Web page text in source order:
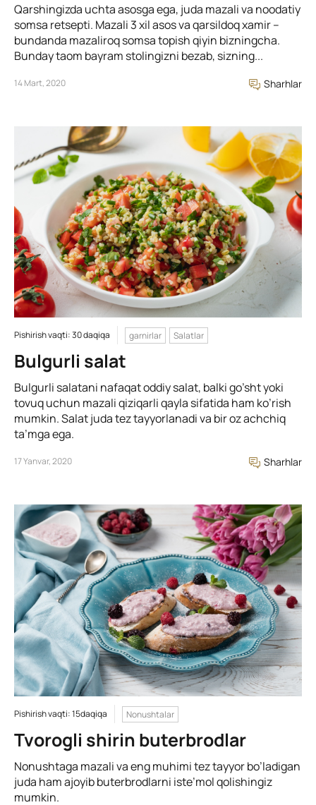
Qarshingizda uchta asosga ega, juda mazali va noodatiy
somsa retsepti. Mazali 3 xil asos va qarsildoq xamir –
bundanda mazaliroq somsa topish qiyin bizningcha.
Bunday taom bayram stolingizni bezab, sizning...
14 Mart, 2020 Sharhlar
Pishirish vaqti: 30 daqiqa garnirlar Salatlar
Bulgurli salat
Bulgurli salatani nafaqat oddiy salat, balki go’sht yoki
tovuq uchun mazali qiziqarli qayla sifatida ham ko’rish
mumkin. Salat juda tez tayyorlanadi va bir oz achchiq
ta’mga ega.
17 Yanvar, 2020 Sharhlar
Pishirish vaqti: 15daqiqa Nonushtalar
Tvorogli shirin buterbrodlar
Nonushtaga mazali va eng muhimi tez tayyor bo’ladigan
juda ham ajoyib buterbrodlarni iste’mol qolishingiz
mumkin.